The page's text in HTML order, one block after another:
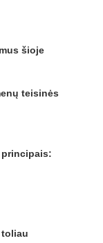
šioje
teisinės
principais: